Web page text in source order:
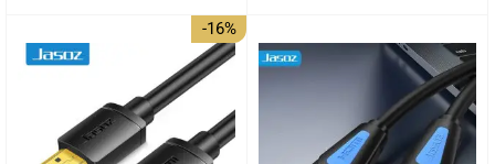
400.000₫.
-16%